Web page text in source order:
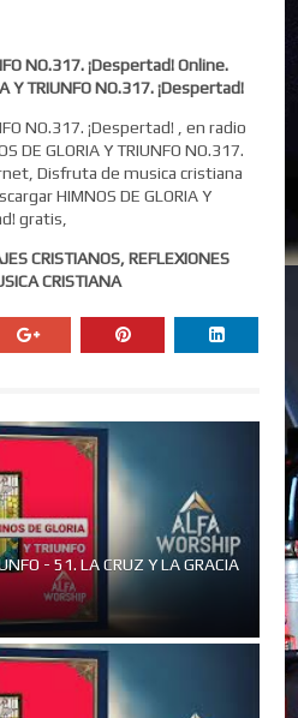
NO.317. ¡Despertad! Online.
Y TRIUNFO NO.317. ¡Despertad!
NO.317. ¡Despertad! , en radio
DE GLORIA Y TRIUNFO NO.317.
Disfruta de musica cristiana
HIMNOS DE GLORIA Y
gratis,
CRISTIANOS, REFLEXIONES
CRISTIANA
- 51. LA CRUZ Y LA GRACIA